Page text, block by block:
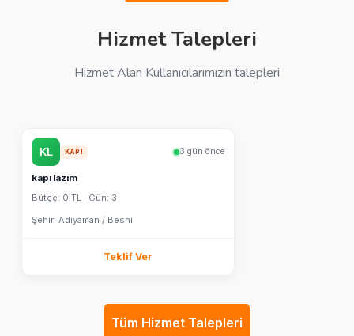
Hizmet Talepleri
Hizmet Alan Kullanıcılarımızın talepleri
KAPI 3 gün önce
kapı lazım
Bütçe: 0 TL · Gün: 3
Şehir: Adıyaman / Besni
Teklif Ver
Tüm Hizmet Talepleri